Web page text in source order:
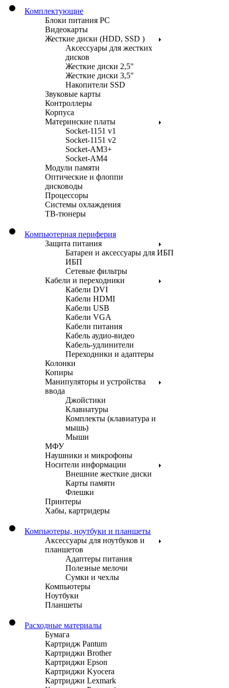
Комплектующие
Блоки питания PC
Видеокарты
Жесткие диски (HDD, SSD )
Аксессуары для жестких
дисков
Жесткие диски 2,5"
Жесткие диски 3,5"
Накопители SSD
Звуковые карты
Контроллеры
Корпуса
Материнские платы
Socket-1151 v1
Socket-1151 v2
Socket-AM3+
Socket-AM4
Модули памяти
Оптические и флоппи
дисководы
Процессоры
Системы охлаждения
ТВ-тюнеры
Компьютерная периферия
Защита питания
Батареи и аксессуары для ИБП
ИБП
Сетевые фильтры
Кабели и переходники
Кабели DVI
Кабели HDMI
Кабели USB
Кабели VGA
Кабели питания
Кабель аудио-видео
Кабель-удлинители
Переходники и адаптеры
Колонки
Копиры
Манипуляторы и устройства
ввода
Джойстики
Клавиатуры
Комплекты (клавиатура и
мышь)
Мыши
МФУ
Наушники и микрофоны
Носители информации
Внешние жесткие диски
Карты памяти
Флешки
Принтеры
Хабы, картридеры
Компьютеры, ноутбуки и планшеты
Аксессуары для ноутбуков и
планшетов
Адаптеры питания
Полезные мелочи
Сумки и чехлы
Компьютеры
Ноутбуки
Планшеты
Расходные материалы
Бумага
Картридж Pantum
Картриджи Brother
Картриджи Epson
Картриджи Kyocera
Картриджи Lexmark